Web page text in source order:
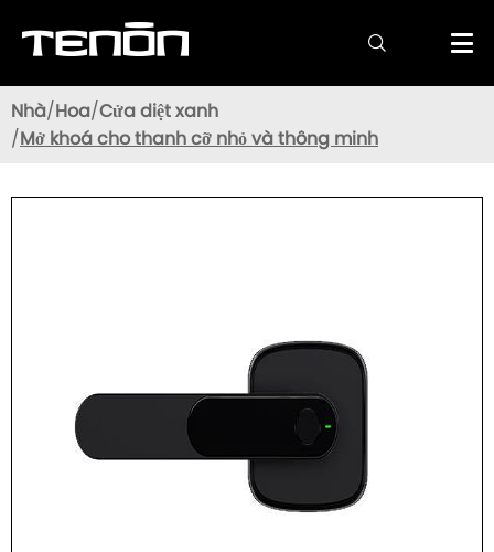

Nhà Hoa Cửa diệt xanh
Mở khoá cho thanh cỡ nhỏ và thông minh